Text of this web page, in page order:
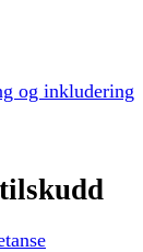
og inkludering